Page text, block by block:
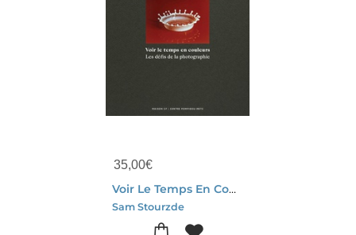
35,00€
Voir Le Temps En Couleurs : Les Defis De La Photographie
Sam Stourzde